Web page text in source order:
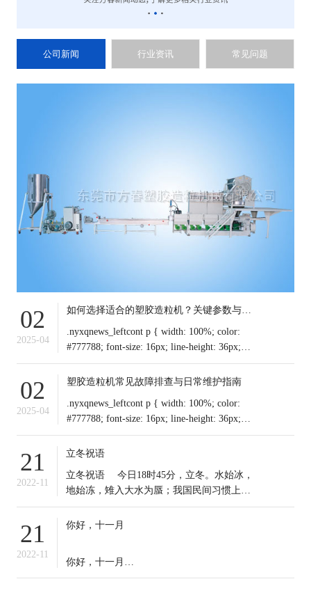
公司新闻 行业资讯 常见问题
02
2025-04
如何选择适合的塑胶造粒机？关键参数与行业应用解析
.nyxqnews_leftcont p { width: 100%; color:
#777788; font-size: 16px; line-height: 36px;
text-indent: 0em !important; mar
02
2025-04
塑胶造粒机常见故障排查与日常维护指南
.nyxqnews_leftcont p { width: 100%; color:
#777788; font-size: 16px; line-height: 36px;
text-indent: 0em !important; mar
21
2022-11
立冬祝语
​立冬祝语 今日18时45分，立冬。水始冰，
地始冻，雉入大水为蜃；我国民间习惯上把
这一天作为冬季之始；冬天到来，今日起我
们应保证充足睡眠，多晒太阳，适时锻炼，
子碗，冻掉耳朵没人管”的说法。你那里立冬
吃啥？冬天来了，
21
2022-11
你好，十一月
你好，十一月